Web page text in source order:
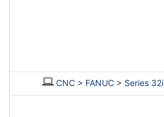
CNC> FANUC> Series 32i